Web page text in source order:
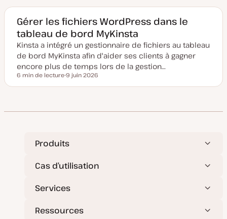
e
e
m
i
s
e
à
j
o
u
r
Gérer les fichiers WordPress dans le
tableau de bord MyKinsta
Kinsta a intégré un gestionnaire de fichiers au tableau
de bord MyKinsta afin d'aider ses clients à gagner
encore plus de temps lors de la gestion…
Temps de lecture
6 min de lecture
a
e
à
u
9 juin 2026
Produits
Cas d’utilisation
Services
Ressources